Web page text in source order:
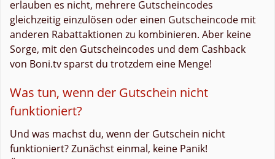
erlauben es nicht, mehrere Gutscheincodes
gleichzeitig einzulösen oder einen Gutscheincode mit
anderen Rabattaktionen zu kombinieren. Aber keine
Sorge, mit den Gutscheincodes und dem Cashback
von Boni.tv sparst du trotzdem eine Menge!
Was tun, wenn der Gutschein nicht
funktioniert?
Und was machst du, wenn der Gutschein nicht
funktioniert? Zunächst einmal, keine Panik!